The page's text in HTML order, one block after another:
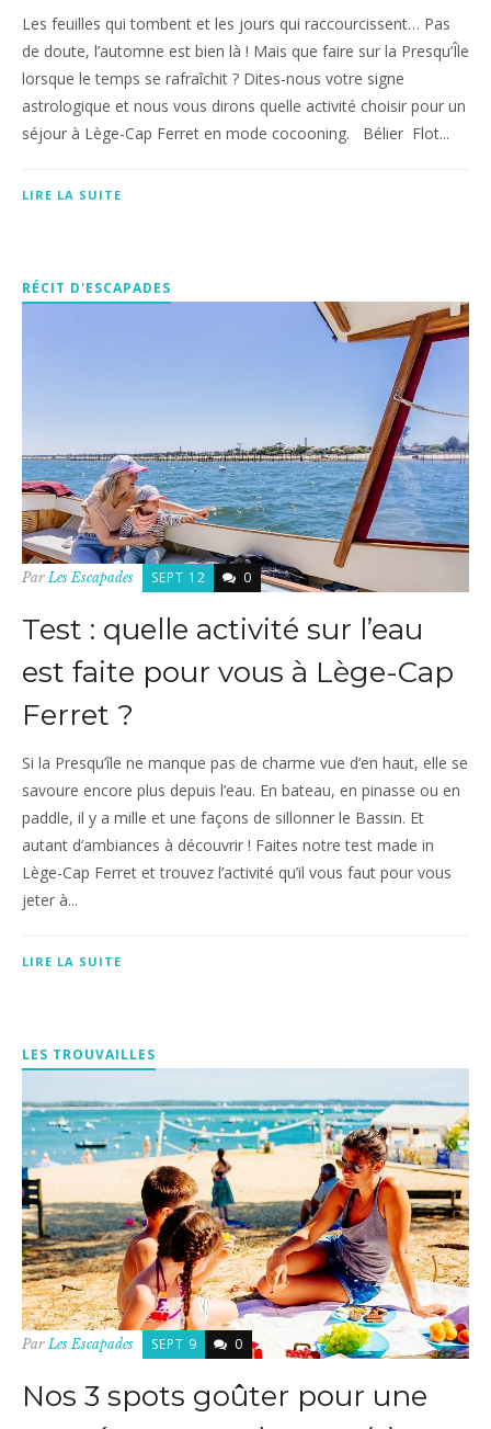
Les feuilles qui tombent et les jours qui raccourcissent… Pas
de doute, l’automne est bien là ! Mais que faire sur la Presqu’Île
lorsque le temps se rafraîchit ? Dites-nous votre signe
astrologique et nous vous dirons quelle activité choisir pour un
séjour à Lège-Cap Ferret en mode cocooning. Bélier Flot...
LIRE LA SUITE
RÉCIT D'ESCAPADES
ParLes Escapades SEPT 12 0
Test : quelle activité sur l’eau
est faite pour vous à Lège-Cap
Ferret ?
Si la Presqu’île ne manque pas de charme vue d’en haut, elle se
savoure encore plus depuis l’eau. En bateau, en pinasse ou en
paddle, il y a mille et une façons de sillonner le Bassin. Et
autant d’ambiances à découvrir ! Faites notre test made in
Lège-Cap Ferret et trouvez l’activité qu’il vous faut pour vous
jeter à...
LIRE LA SUITE
LES TROUVAILLES
Par Les Escapades SEPT 9 0
Nos 3 spots goûter pour une